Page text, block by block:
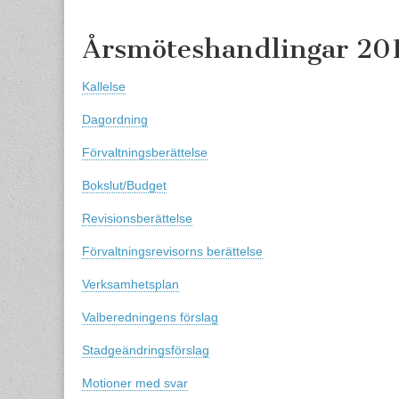
Årsmöteshandlingar
Kallelse
Dagordning
Förvaltningsberättelse
Bokslut/Budget
Revisionsberättelse
Förvaltningsrevisorns berättelse
Verksamhetsplan
Valberedningens förslag
Stadgeändringsförslag
Motioner med svar